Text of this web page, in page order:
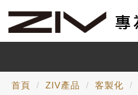
首頁 ZIV產品 客製化